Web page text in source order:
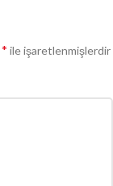
* ile işaretlenmişlerdir